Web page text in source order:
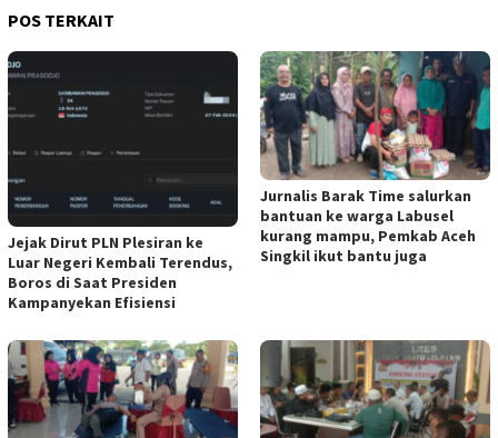
POS TERKAIT
Jejak Dirut PLN Plesiran ke
Luar Negeri Kembali Terendus,
Boros di Saat Presiden
Kampanyekan Efisiensi
Jurnalis Barak Time salurkan
bantuan ke warga Labusel
kurang mampu, Pemkab Aceh
Singkil ikut bantu juga